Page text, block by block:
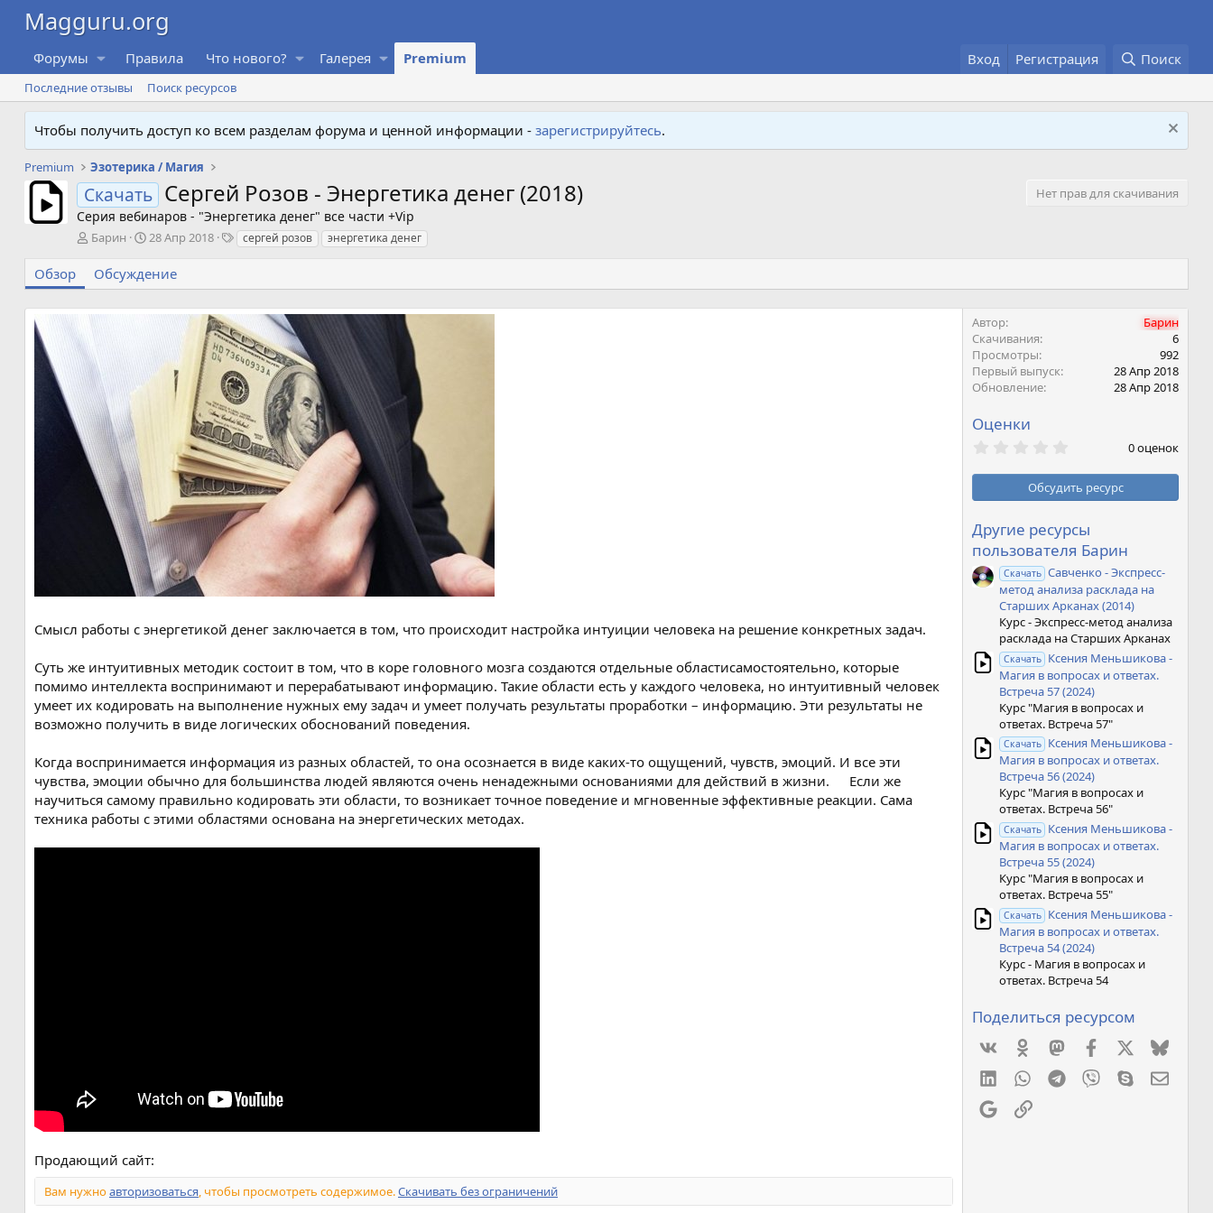
Форумы Правила Что нового? Галерея Premium Вход Регистрация Поиск
Последние отзывы Поиск ресурсов
Чтобы получить доступ ко всем разделам форума и ценной информации - зарегистрируйтесь.
Premium Эзотерика / Магия
Скачать Сергей Розов - Энергетика денег (2018) Нет прав для скачивания
Серия вебинаров - "Энергетика денег" все части +Vip
А
т
о
Барин
Д
т
а
н
28 Апр 2018
Т
и
сергей розов энергетика денег
Обзор Обсуждение
Смысл работы с энергетикой денег заключается в том, что происходит настройка интуиции человека на решение конкретных задач.
Суть же интуитивных методик состоит в том, что в коре головного мозга создаются отдельные областисамостоятельно, которые
помимо интеллекта воспринимают и перерабатывают информацию. Такие области есть у каждого человека, но интуитивный человек
умеет их кодировать на выполнение нужных ему задач и умеет получать результаты проработки – информацию. Эти результаты не
возможно получить в виде логических обоснований поведения.
Когда воспринимается информация из разных областей, то она осознается в виде каких-то ощущений, чувств, эмоций. И все эти
чувства, эмоции обычно для большинства людей являются очень ненадежными основаниями для действий в жизни. Если же
научиться самому правильно кодировать эти области, то возникает точное поведение и мгновенные эффективные реакции. Сама
техника работы с этими областями основана на энергетических методах.
Продающий сайт:
Вам нужноавторизоваться, чтобы просмотреть содержимое.Скачивать без ограничений
Автор
Барин
Скачивания
6
Просмотры
992
Первый выпуск
28 Апр 2018
Обновление
28 Апр 2018
Оценки
0
0
з
ё
з
д
0 оценок
Обсудить ресурс
Другие ресурсы
пользователя Барин
Скачать Савченко - Экспресс-
метод анализа расклада на
Старших Арканах (2014)
Курс - Экспресс-метод анализа
расклада на Старших Арканах
Скачать Ксения Меньшикова -
Магия в вопросах и ответах.
Встреча 57 (2024)
Курс "Магия в вопросах и
ответах. Встреча 57"
Скачать Ксения Меньшикова -
Магия в вопросах и ответах.
Встреча 56 (2024)
Курс "Магия в вопросах и
ответах. Встреча 56"
Скачать Ксения Меньшикова -
Магия в вопросах и ответах.
Встреча 55 (2024)
Курс "Магия в вопросах и
ответах. Встреча 55"
Скачать Ксения Меньшикова -
Магия в вопросах и ответах.
Встреча 54 (2024)
Курс - Магия в вопросах и
ответах. Встреча 54
Поделиться ресурсом
VkontakteOdnoklassniki
MastodonFacebook
LinkedInWhatsAppTelegram
Viber Skype
GoogleСсылка